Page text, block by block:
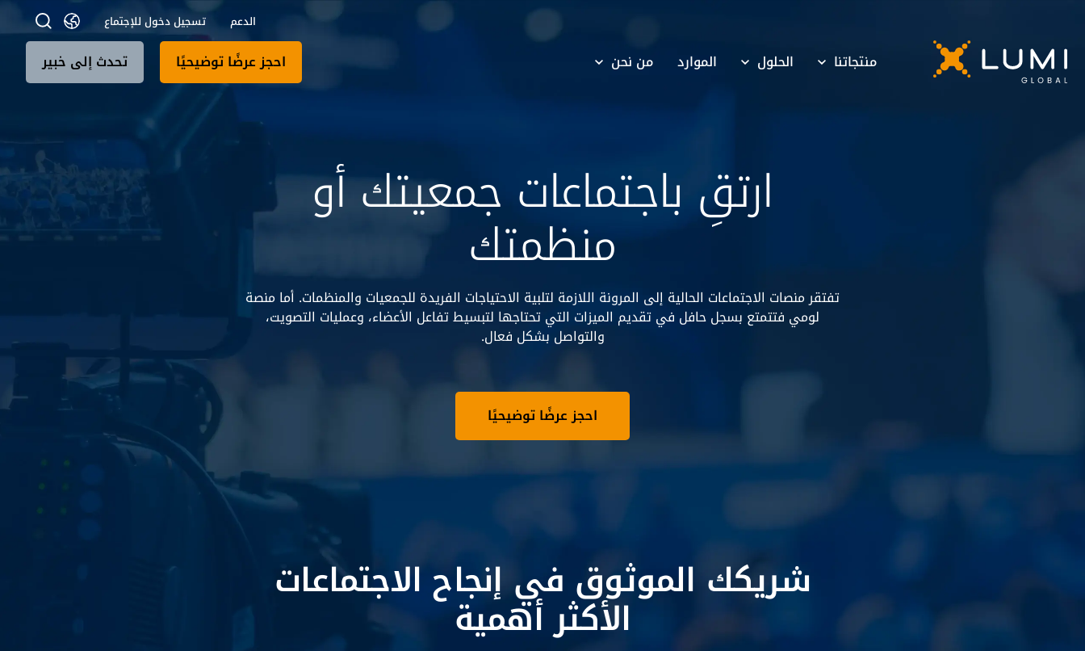
الدعم تسجيل دخول للإجتماع
منتجاتنا الحلول الموارد من نحن احجز عرضًا توضيحيًا تحدث إلى خبير
ارتقِ باجتماعات جمعيتك أو
منظمتك
تفتقر منصات الاجتماعات الحالية إلى المرونة اللازمة لتلبية الاحتياجات الفريدة للجمعيات والمنظمات. أما منصة
لومي فتتمتع بسجل حافل في تقديم الميزات التي تحتاجها لتبسيط تفاعل الأعضاء، وعمليات التصويت،
والتواصل بشكل فعال.
احجز عرضًا توضيحيًا
شريكك الموثوق في إنجاح الاجتماعات
الأكثر أهمية